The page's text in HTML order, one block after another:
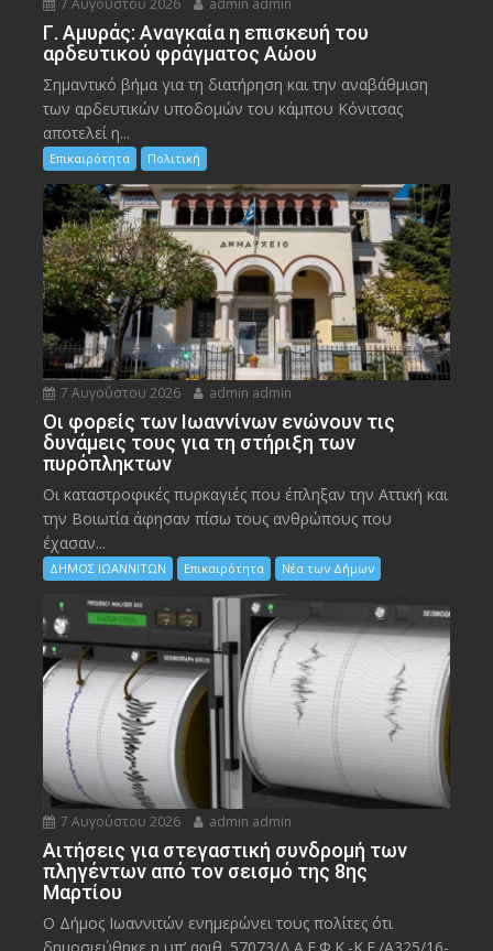
7 Αυγούστου 2026 admin admin
Γ. Αμυράς: Αναγκαία η επισκευή του
αρδευτικού φράγματος Αώου
Σημαντικό βήμα για τη διατήρηση και την αναβάθμιση
των αρδευτικών υποδομών του κάμπου Κόνιτσας
αποτελεί η...
Επικαιρότητα Πολιτική
7 Αυγούστου 2026 admin admin
Οι φορείς των Ιωαννίνων ενώνουν τις
δυνάμεις τους για τη στήριξη των
πυρόπληκτων
Οι καταστροφικές πυρκαγιές που έπληξαν την Αττική και
την Bοιωτία άφησαν πίσω τους ανθρώπους που
έχασαν...
ΔΗΜΟΣ ΙΩΑΝΝΙΤΩΝ Επικαιρότητα Νέα των Δήμων
7 Αυγούστου 2026 admin admin
Αιτήσεις για στεγαστική συνδρομή των
πληγέντων από τον σεισμό της 8ης
Μαρτίου
Ο Δήμος Ιωαννιτών ενημερώνει τους πολίτες ότι